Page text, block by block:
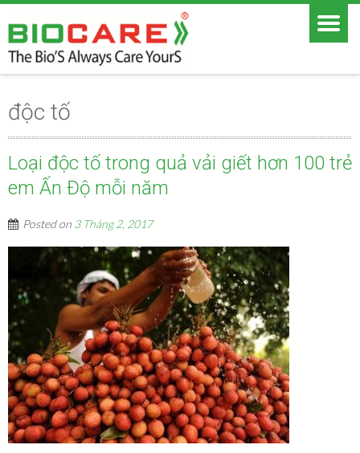
độc tố
Loại độc tố trong quả vải giết hơn 100 trẻ
em Ấn Độ mỗi năm
Posted on 3 Tháng 2, 2017